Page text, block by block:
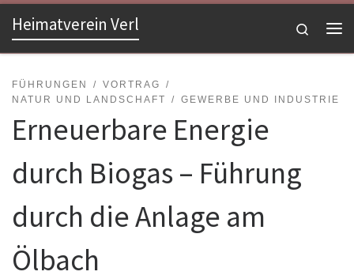
Zum Inhalt springen
Heimatverein Verl
Search
FÜHRUNGEN
VORTRAG
NATUR UND LANDSCHAFT
GEWERBE UND INDUSTRIE
Erneuerbare Energie
durch Biogas – Führung
durch die Anlage am
Ölbach